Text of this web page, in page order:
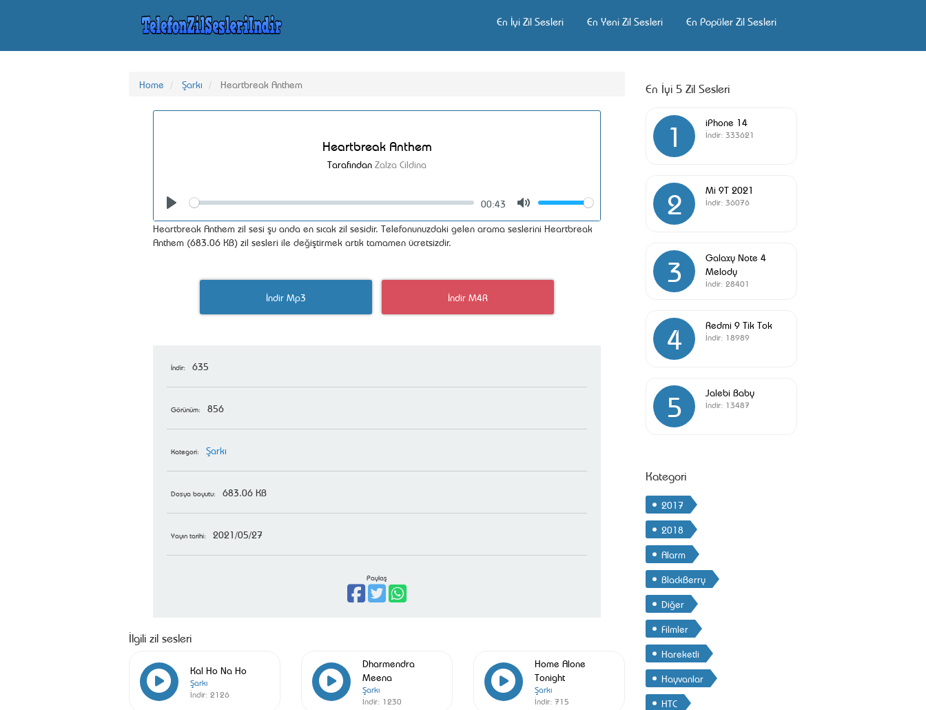
En İyi Zil Sesleri En Yeni Zil Sesleri En Popüler Zil Sesleri
Home Şarkı Heartbreak Anthem
Heartbreak Anthem
Tarafından Zalza Cildina
Seek
00:43
Volume
Heartbreak Anthem zil sesi şu anda en sıcak zil sesidir. Telefonunuzdaki gelen arama seslerini Heartbreak
Anthem (683.06 KB) zil sesleri ile değiştirmek artık tamamen ücretsizdir.
İndir Mp3 İndir M4R
İndir: 635
Görünüm: 856
Kategori: Şarkı
Dosya boyutu: 683.06 KB
Yayın tarihi: 2021/05/27
Paylaş
İlgili zil sesleri
Kal Ho Na Ho
Şarkı
İndir: 2126
Dharmendra
Meena
Şarkı
İndir: 1230
Home Alone
Tonight
Şarkı
İndir: 715
En İyi 5 Zil Sesleri
1 iPhone 14
İndir: 333621
2 Mi 9T 2021
İndir: 36076
3
Galaxy Note 4
Melody
İndir: 28401
4 Redmi 9 Tik Tok
İndir: 18989
5 Jalebi Baby
İndir: 13487
Kategori
2017
2018
Alarm
BlackBerry
Diğer
Filmler
Hareketli
Hayvanlar
HTC